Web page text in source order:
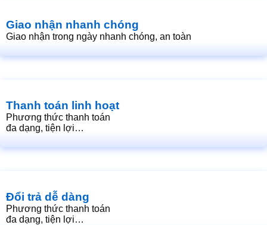
Giao nhận nhanh chóng
Giao nhận trong ngày nhanh chóng, an toàn
Thanh toán linh hoạt
Phương thức thanh toán
đa dạng, tiện lợi…
Đổi trả dễ dàng
Phương thức thanh toán
đa dạng, tiện lợi…